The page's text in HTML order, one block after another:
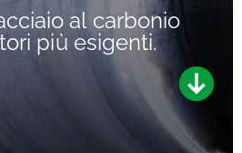
al carbonio
più esigenti.